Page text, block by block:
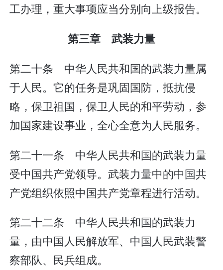
工办理，重大事项应当分别向上级报告。
第三章 武装力量
第二十条 中华人民共和国的武装力量属
于人民。它的任务是巩固国防，抵抗侵
略，保卫祖国，保卫人民的和平劳动，参
加国家建设事业，全心全意为人民服务。
第二十一条 中华人民共和国的武装力量
受中国共产党领导。武装力量中的中国共
产党组织依照中国共产党章程进行活动。
第二十二条 中华人民共和国的武装力
量，由中国人民解放军、中国人民武装警
察部队、民兵组成。